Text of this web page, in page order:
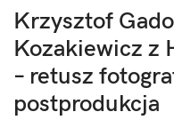
Krzysztof
Kozakiewicz z
– retusz
postprodukcja